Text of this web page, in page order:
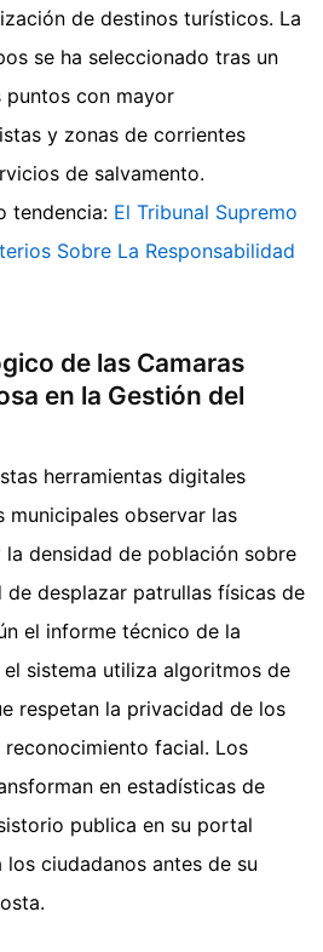
de destinos turísticos. La
se ha seleccionado tras un
puntos con mayor
y zonas de corrientes
de salvamento.
tendencia: El Tribunal Supremo
Sobre La Responsabilidad
de las Camaras
en la Gestión del
herramientas digitales
municipales observar las
densidad de población sobre
de desplazar patrullas físicas de
el informe técnico de la
sistema utiliza algoritmos de
respetan la privacidad de los
facial. Los
en estadísticas de
publica en su portal
ciudadanos antes de su